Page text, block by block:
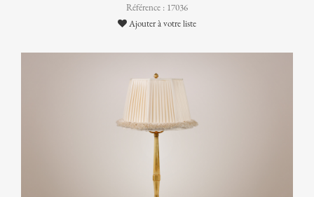
Référence : 17036
Ajouter à votre liste